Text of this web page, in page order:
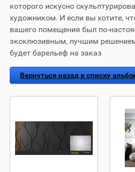
которого искусно
художником. И если вы хотите,
вашего помещения был по-
эксклюзивным, лучшим
будет барельеф на заказ
Вернуться назад к списку